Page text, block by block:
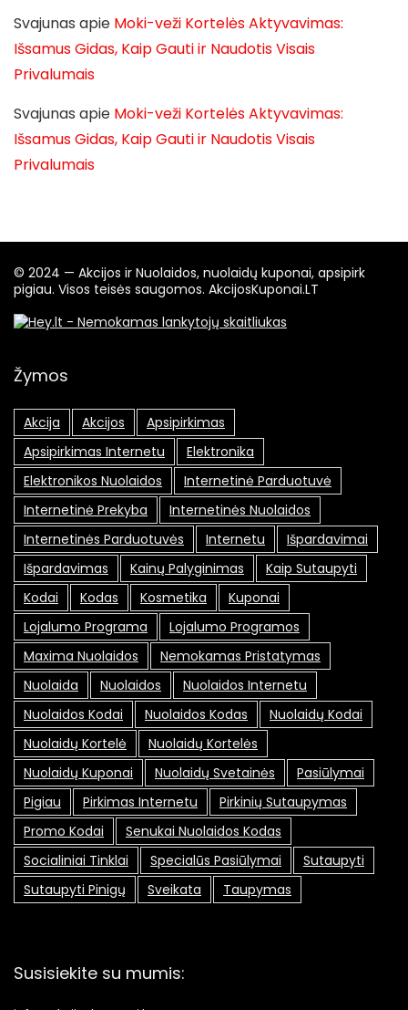
Svajunas apie Moki-veži Kortelės Aktyvavimas:
Išsamus Gidas, Kaip Gauti ir Naudotis Visais
Privalumais
Svajunas apie Moki-veži Kortelės Aktyvavimas:
Išsamus Gidas, Kaip Gauti ir Naudotis Visais
Privalumais
© 2024 — Akcijos ir Nuolaidos, nuolaidų kuponai, apsipirk
pigiau. Visos teisės saugomos. AkcijosKuponai.LT
Žymos
Akcija Akcijos
Apsipirkimas
Apsipirkimas Internetu
Elektronika
Elektronikos Nuolaidos
Internetinė Parduotuvė
Internetinė Prekyba
Internetinės Nuolaidos
Internetinės Parduotuvės
Internetu
Išpardavimai
Išpardavimas
Kainų Palyginimas
Kaip Sutaupyti
Kodai
Kodas Kosmetika
Kuponai
Lojalumo Programa
Lojalumo Programos
Maxima Nuolaidos
Nemokamas Pristatymas
Nuolaida
Nuolaidos
Nuolaidos Internetu
Nuolaidos Kodai
Nuolaidos Kodas
Nuolaidų Kodai
Nuolaidų Kortelė
Nuolaidų Kortelės
Nuolaidų Kuponai
Nuolaidų Svetainės
Pasiūlymai
Pigiau
Pirkimas Internetu
Pirkinių Sutaupymas
Promo Kodai
Senukai Nuolaidos Kodas
Socialiniai Tinklai
Specialūs Pasiūlymai
Sutaupyti
Sutaupyti Pinigų
Sveikata Taupymas
Susisiekite su mumis: